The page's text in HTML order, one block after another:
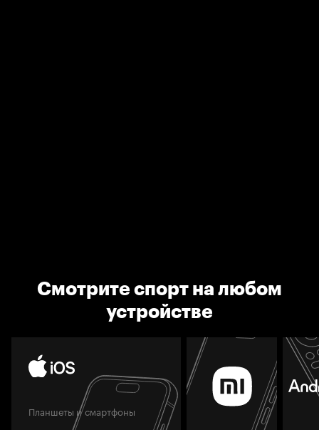
Смотрите спорт на любом
устройстве
Планшеты и смартфоны